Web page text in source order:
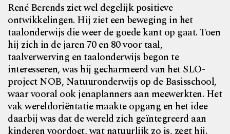
René Berends ziet wel degelijk positieve
ontwikkelingen. Hij ziet een beweging in het
taalonderwijs die weer de goede kant op gaat. Toen
hij zich in de jaren 70 en 80 voor taal,
taalverwerving en taalonderwijs begon te
interesseren, was hij gecharmeerd van het SLO-
project NOB, Natuuronderwijs op de Basisschool,
waar vooral ook jenaplanners aan meewerkten. Het
vak wereldoriëntatie maakte opgang en het idee
daarbij was dat de wereld zich geïntegreerd aan